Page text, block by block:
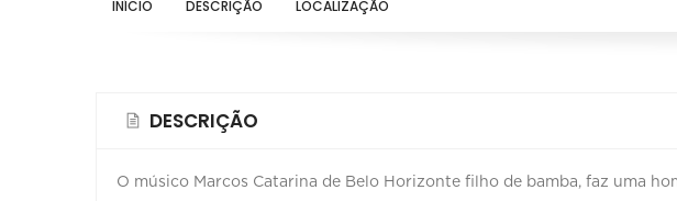
INÍCIO DESCRIÇÃO LOCALIZAÇÃO
DESCRIÇÃO
O músico Marcos Catarina de Belo Horizonte filho de bamba, faz uma